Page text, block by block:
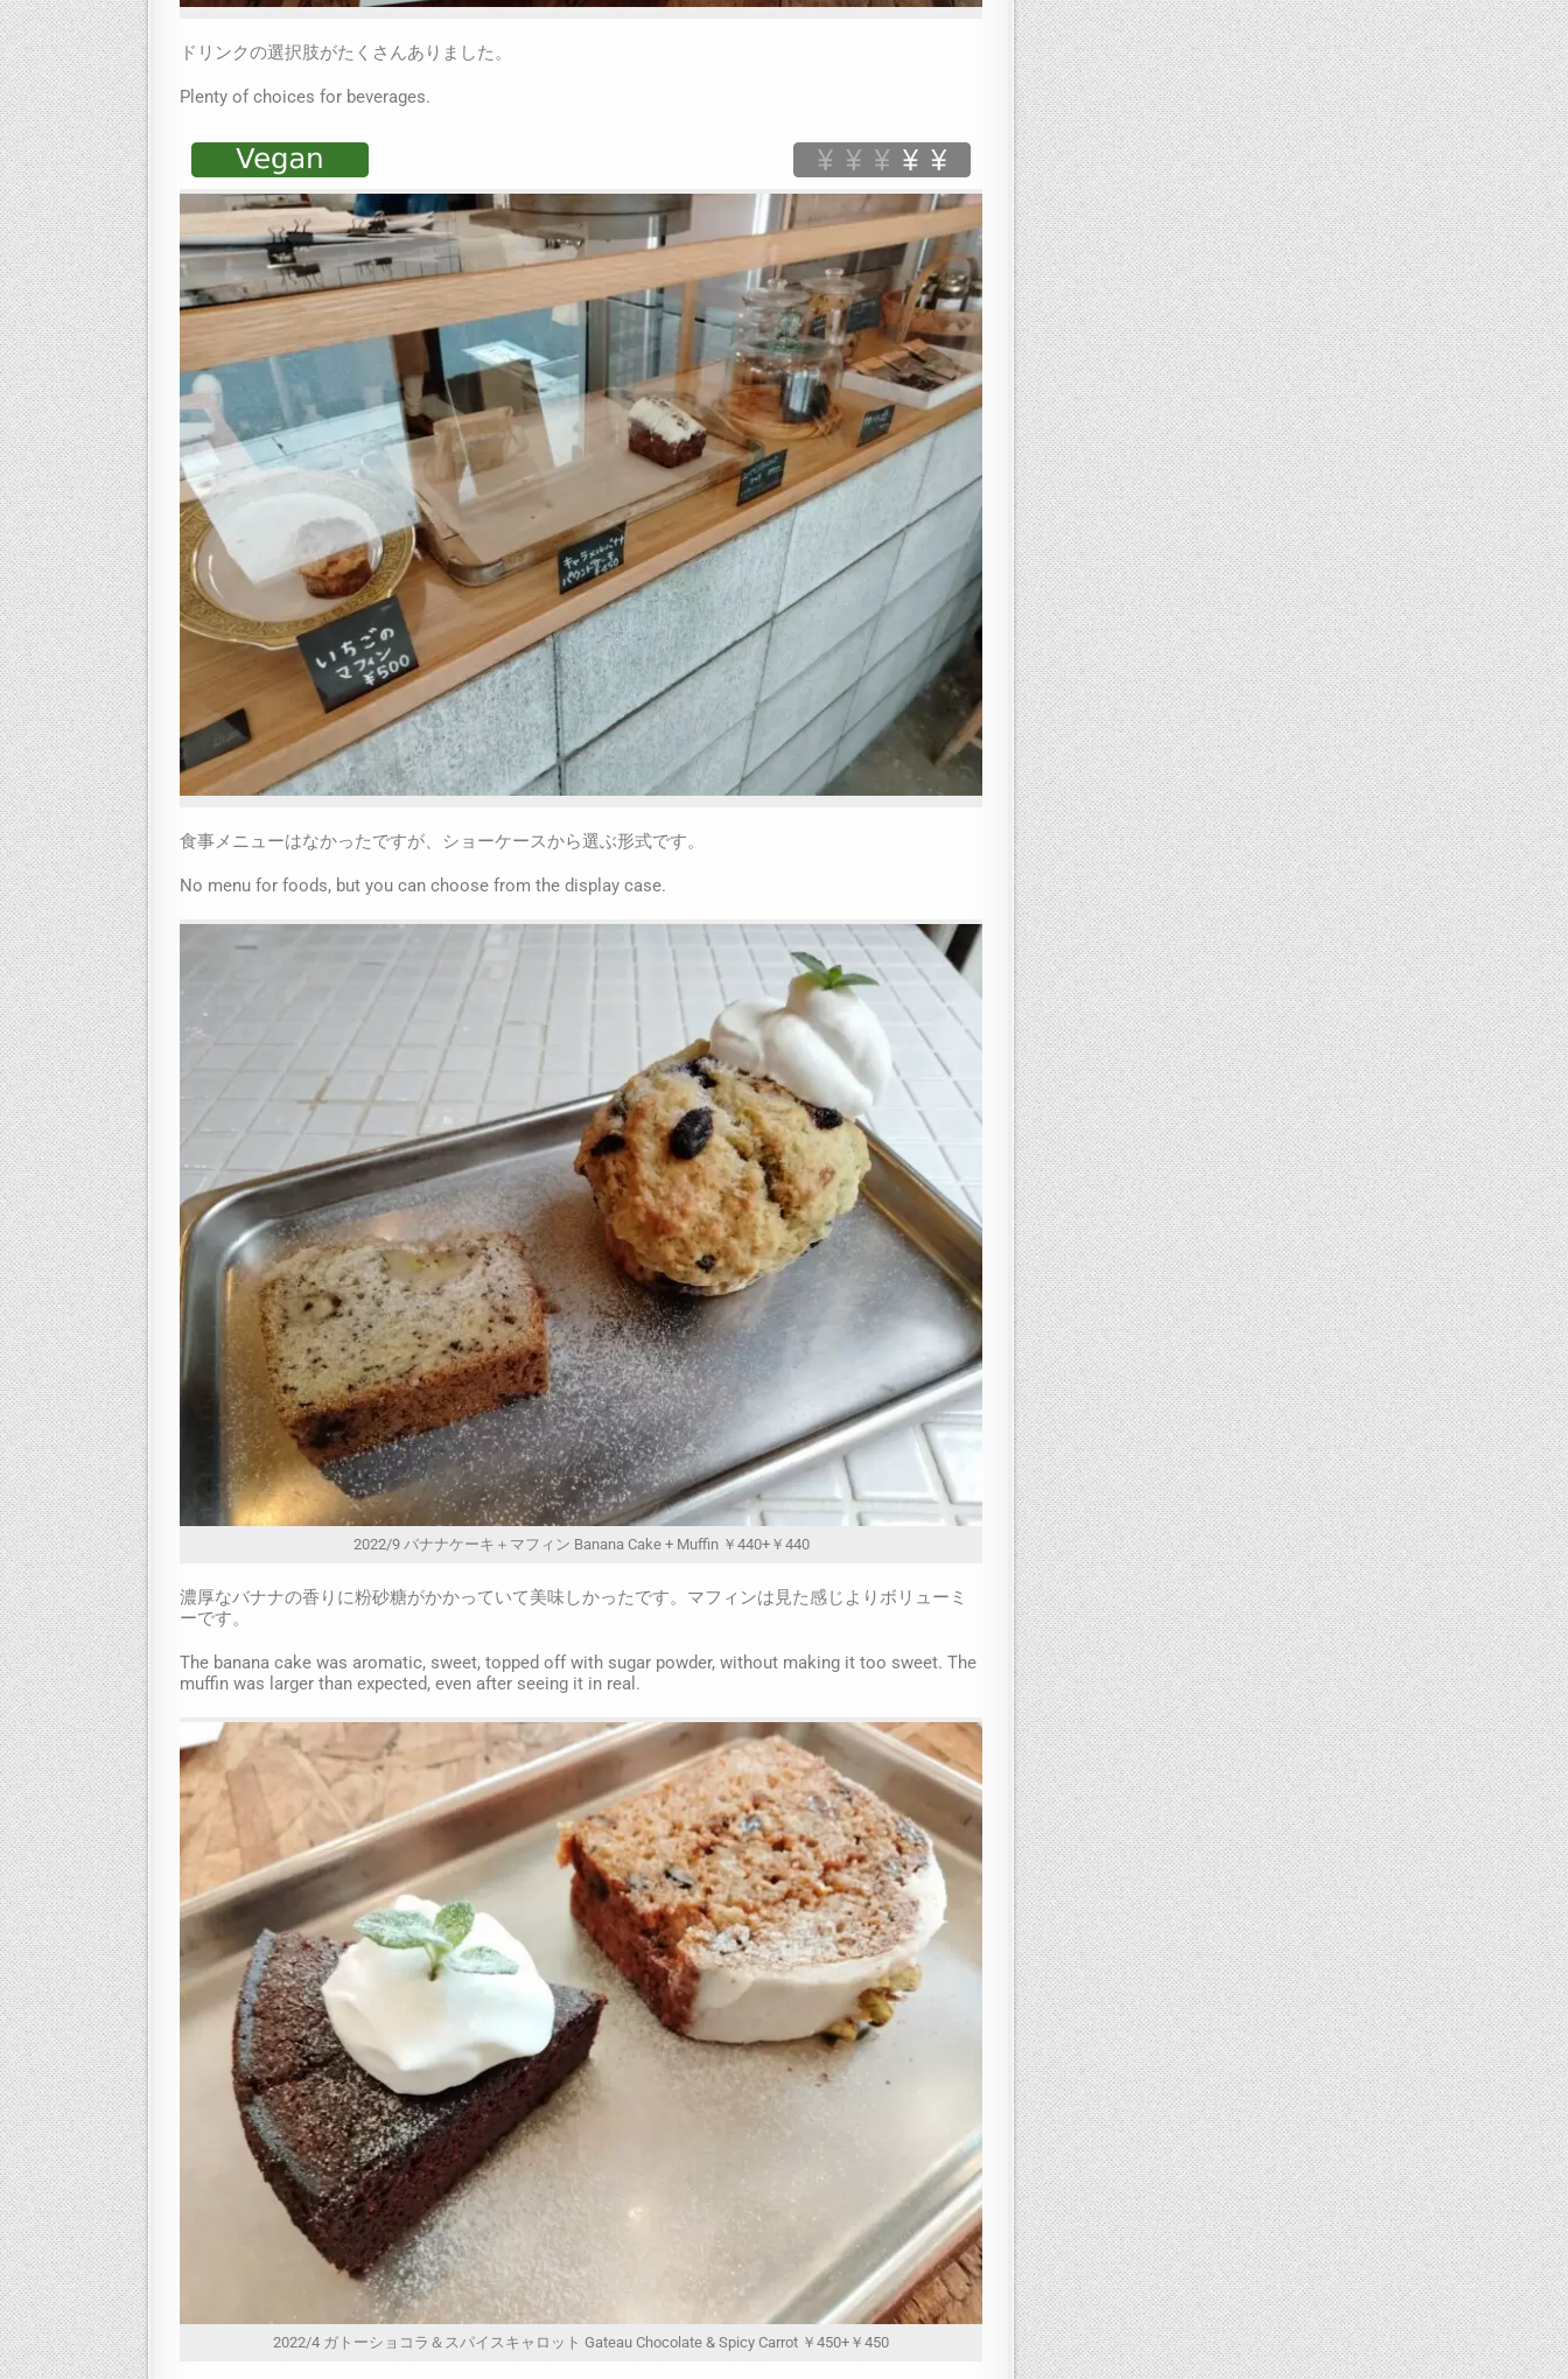
ドリンクの選択肢がたくさんありました。
Plenty of choices for beverages.
食事メニューはなかったですが、ショーケースから選ぶ形式です。
No menu for foods, but you can choose from the display case.
2022/9 バナナケーキ＋マフィン Banana Cake + Muffin ￥440+￥440
濃厚なバナナの香りに粉砂糖がかかっていて美味しかったです。マフィンは見た感じよりボリューミ
ーです。
The banana cake was aromatic, sweet, topped off with sugar powder, without making it too sweet. The
muffin was larger than expected, even after seeing it in real.
2022/4 ガトーショコラ＆スパイスキャロット Gateau Chocolate & Spicy Carrot ￥450+￥450